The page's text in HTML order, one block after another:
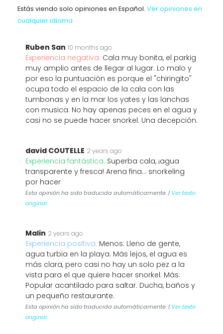
Estás viendo solo opiniones en Español. Ver opiniones en
cualquier idioma
Ruben San 10 months ago
Experiencia negativa: Cala muy bonita, el parkig
muy amplio antes de llegar al lugar. Lo malo y
por eso la puntuación es porque el "chiringito"
ocupa todo el espacio de la cala con las
tumbonas y en la mar los yates y las lanchas
con musica. No hay apenas peces en el agua y
casi no se puede hacer snorkel. Una decepción.
david COUTELLE 2 years ago
Experiencia fantástica: Superba cala, ¡agua
transparente y fresca! Arena fina... snorkeling
por hacer
Esta opinión ha sido traducida automáticamente. | Ver texto
original
Malin 2 years ago
Experiencia positiva: Menos: Lleno de gente,
agua turbia en la playa. Más lejos, el agua es
más clara, pero casi no hay un solo pez a la
vista para el que quiere hacer snorkel. Más:
Popular acantilado para saltar. Ducha, baños y
un pequeño restaurante.
Esta opinión ha sido traducida automáticamente. | Ver texto
original